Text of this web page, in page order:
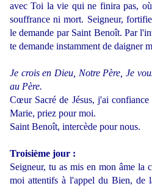
avec Toi la vie qui ne finira pas,
souffrance ni mort. Seigneur,
le demande par Saint Benoît. Par
te demande instamment de daigner
Je crois en Dieu, Notre Père, Je
au Père.
Cœur Sacré de Jésus, j'ai
Marie, priez pour moi.
Saint Benoît, intercède pour nous.
Troisième jour :
Seigneur, tu as mis en mon âme la
moi attentifs à l'appel du Bien, de